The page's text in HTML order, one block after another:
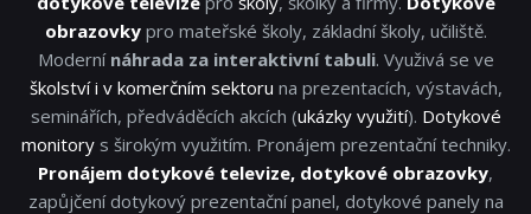
obrazovkypro mateřské školy, základní školy, učiliště.
Moderní náhrada za interaktivní tabuli. Využivá se ve
školství i v komerčním sektoru na prezentacích, výstavách,
seminářích, předváděcích akcích (ukázky využití). Dotykové
monitorys širokým využitím. Pronájem prezentační techniky.
Pronájem dotykové televize, dotykové obrazovky,
zapůjčení dotykový prezentační panel, dotykové panely na